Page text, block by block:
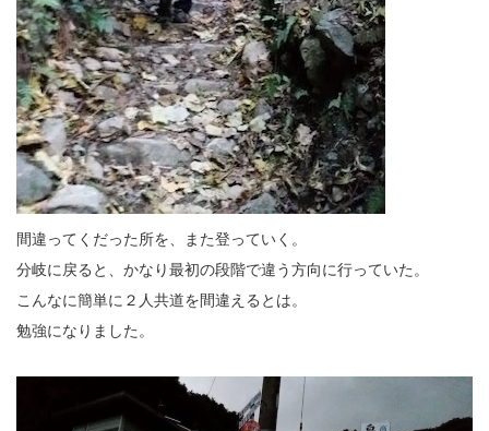
間違ってくだった所を、また登っていく。
分岐に戻ると、かなり最初の段階で違う方向に行っていた。
こんなに簡単に２人共道を間違えるとは。
勉強になりました。